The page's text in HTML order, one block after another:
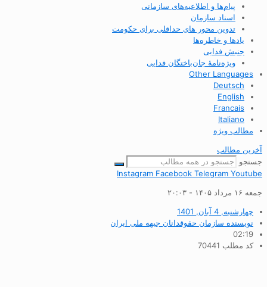
پیام‌ها و اطلاعیه‌های سازمانی
اسناد سازمان
تدوین محور های حداقلی برای حکومت
یادها و خاطره‌ها
جنبش فدایی
ویژه‌نامهٔ جان‌باختگان فدایی
Other Languages
Deutsch
English
Francais
Italiano
مطالب ویژه
آخرین مطالب
جستجو
Instagram Facebook Telegram Youtube
جمعه ۱۶ مرداد ۱۴۰۵ - ۲۰:۰۳
چهارشنبه, 4 آبان, 1401
نویسنده سازمان حقوقدانان جبهه ملی ایران
02:19
کد مطلب 70441